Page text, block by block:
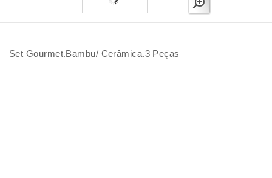
Set Gourmet.Bambu/ Cerâmica.3 Peças